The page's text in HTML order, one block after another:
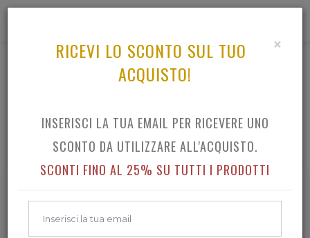
×
RICEVI LO SCONTO SUL TUO
ACQUISTO!
INSERISCI LA TUA EMAIL PER RICEVERE UNO
SCONTO DA UTILIZZARE ALL'ACQUISTO.
SCONTI FINO AL 25% SU TUTTI I PRODOTTI